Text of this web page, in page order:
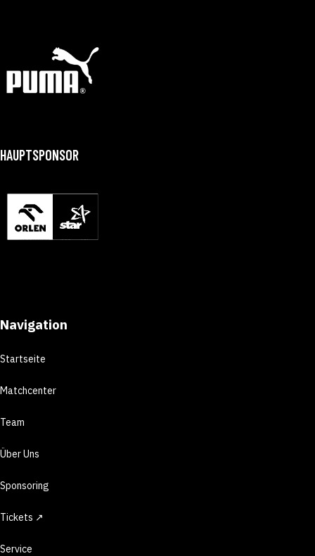
HAUPTSPONSOR
Navigation
Startseite
Matchcenter
Team
Über Uns
Sponsoring
Tickets ↗
Service